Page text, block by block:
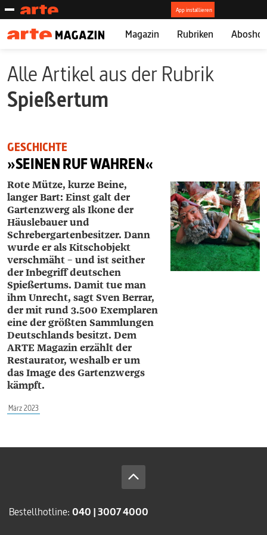
Magazin Rubriken
Alle Artikel aus der Rubrik
Spießertum
GESCHICHTE
»SEINEN RUF WAHREN«
Rote Mütze, kurze Beine,
langer Bart: Einst galt der
Gartenzwerg als Ikone der
Häuslebauer und
Schrebergartenbesitzer. Dann
wurde er als Kitschobjekt
verschmäht – und ist seither
der Inbegriff deutschen
Spießertums. Damit tue man
ihm Unrecht, sagt Sven ­Berrar,
der mit rund 3.500 Exemplaren
eine der größten Sammlungen
Deutschlands besitzt. Dem
ARTE Magazin erzählt der
Restaurator, weshalb er um
das Image des Gartenzwergs
kämpft.
März 2023
Bestellhotline: 040 | 3007 4000